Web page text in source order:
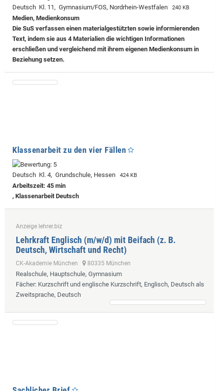
Deutsch Kl. 11, Gymnasium/FOS, Nordrhein-Westfalen 240 KB
Medien, Medienkonsum
Die SuS verfassen einen materialgestützten sowie informierenden
Text, indem sie aus 4 Materialien die wichtigen Informationen
erschließen und vergleichend mit ihrem eigenen Medienkonsum in
Beziehung setzen.
Klassenarbeit zu den vier Fällen
Deutsch Kl. 4, Grundschule, Hessen 424 KB
Arbeitszeit: 45 min
, Klassenarbeit Deutsch
Anzeige lehrer.biz
Lehrkraft Englisch (m/w/d) mit Beifach (z. B.
Deutsch, Wirtschaft und Recht)
CK-Akademie München 80335 München
Realschule, Hauptschule, Gymnasium
Fächer: Kurzschrift und englische Kurzschrift, Englisch, Deutsch als
Zweitsprache, Deutsch